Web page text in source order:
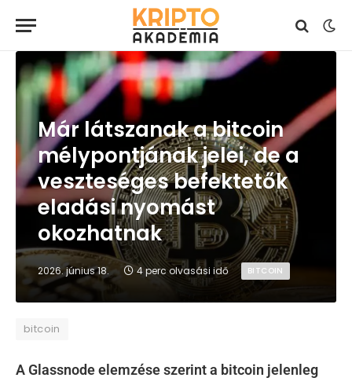
Már látszanak a bitcoin
mélypontjának jelei, de a
veszteséges befektetők
eladási nyomást
okozhatnak
2026. június 18. 4 perc olvasási idő BITCOIN
bitcoin
A Glassnode elemzése szerint a bitcoin jelenleg